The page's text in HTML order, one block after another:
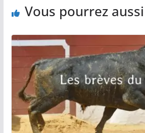
Vous pourrez